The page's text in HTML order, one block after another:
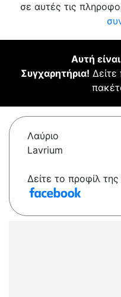
σε αυτές τις
Αυτή
Συγχαρητήρια!
Λαύριο
Lavrium
Δείτε το προφίλ της